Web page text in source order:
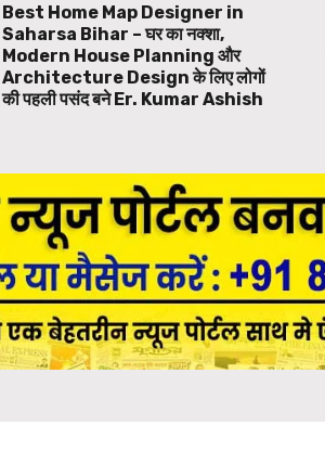
Best Home Map Designer in
Saharsa Bihar – घर का नक्शा,
Modern House Planning और
Architecture Design के लिए लोगों
की पहली पसंद बने Er. Kumar Ashish